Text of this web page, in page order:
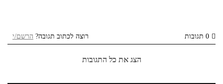
0 תגובות רוצה לכתוב תגובה? הרשם/י
הצג את כל התגובות